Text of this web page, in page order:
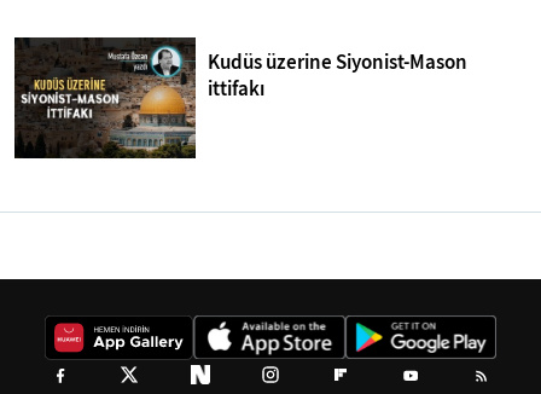
Kudüs üzerine Siyonist-Mason
ittifakı